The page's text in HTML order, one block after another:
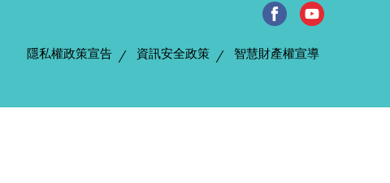
隱私權政策宣告 資訊安全政策 智慧財產權宣導